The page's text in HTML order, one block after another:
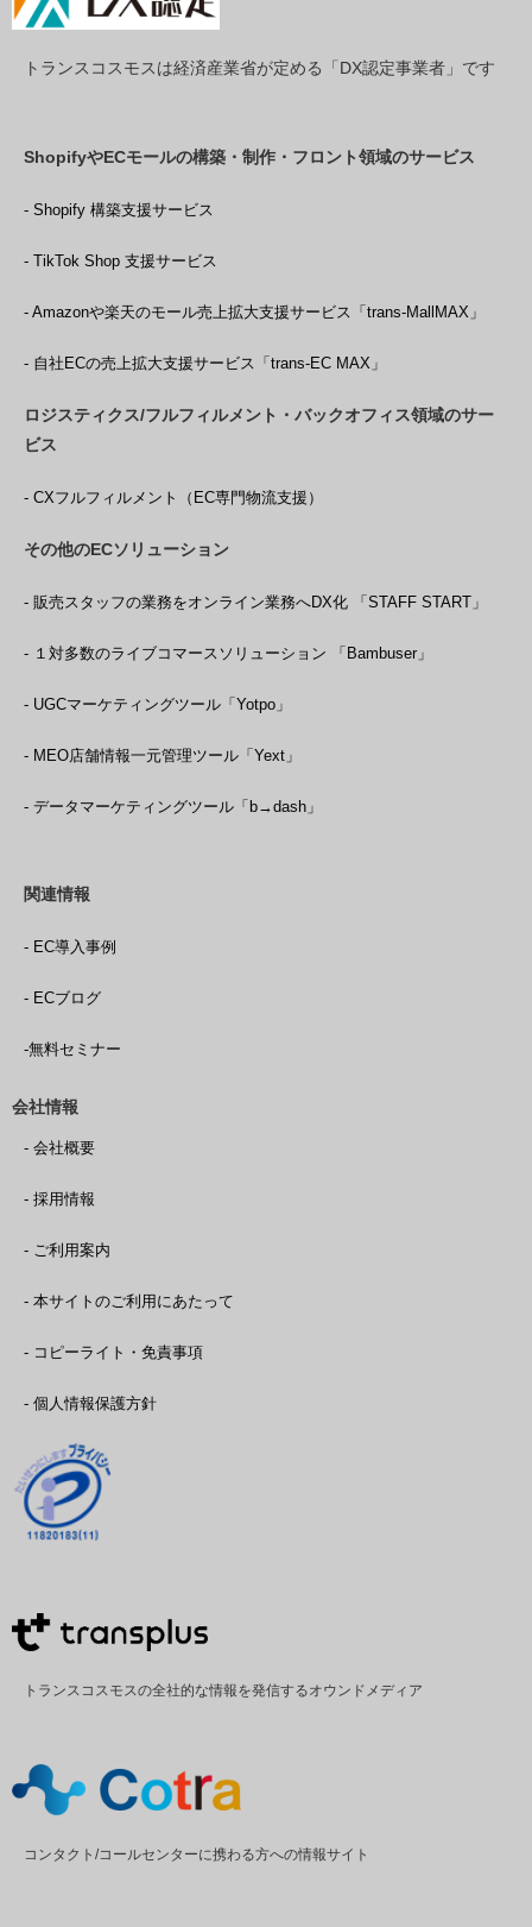
トランスコスモスは経済産業省が定める「DX認定事業者」です
ShopifyやECモールの構築・制作・フロント領域のサービス
- Shopify 構築支援サービス
- TikTok Shop 支援サービス
- Amazonや楽天のモール売上拡大支援サービス「trans-MallMAX」
- 自社ECの売上拡大支援サービス「trans-EC MAX」
ロジスティクス/フルフィルメント・バックオフィス領域のサー
ビス
- CXフルフィルメント（EC専門物流支援）
その他のECソリューション
- 販売スタッフの業務をオンライン業務へDX化 「STAFF START」
- １対多数のライブコマースソリューション 「Bambuser」
- UGCマーケティングツール「Yotpo」
- MEO店舗情報一元管理ツール「Yext」
- データマーケティングツール「b→dash」
関連情報
- EC導入事例
- ECブログ
-無料セミナー
会社情報
- 会社概要
- 採用情報
- ご利用案内
- 本サイトのご利用にあたって
- コピーライト・免責事項
- 個人情報保護方針
トランスコスモスの全社的な情報を発信するオウンドメディア
コンタクト/コールセンターに携わる方への情報サイト